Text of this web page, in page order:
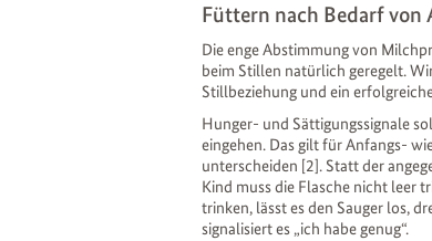
Füttern nach Bedarf von
Die enge Abstimmung von
beim Stillen natürlich geregelt.
Stillbeziehung und ein
Hunger- und Sättigungssignale
eingehen. Das gilt für Anfangs-
unterscheiden [2]. Statt der
Kind muss die Flasche nicht leer
trinken, lässt es den Sauger los,
signalisiert es „ich habe genug“.